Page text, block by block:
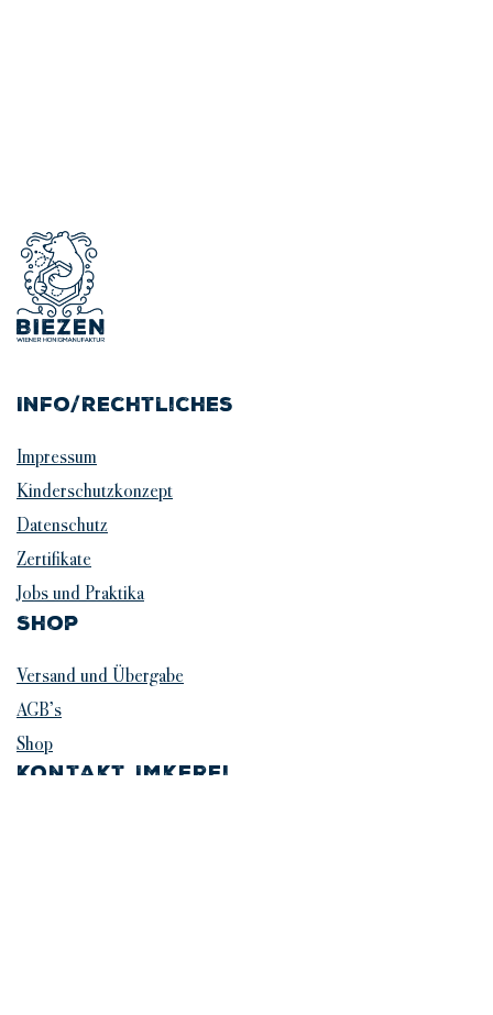
Info/Rechtliches
Impressum
Kinderschutzkonzept
Datenschutz
Zertifikate
Jobs und Praktika
Shop
Versand und Übergabe
AGB’s
Shop
Kontakt Imkerei